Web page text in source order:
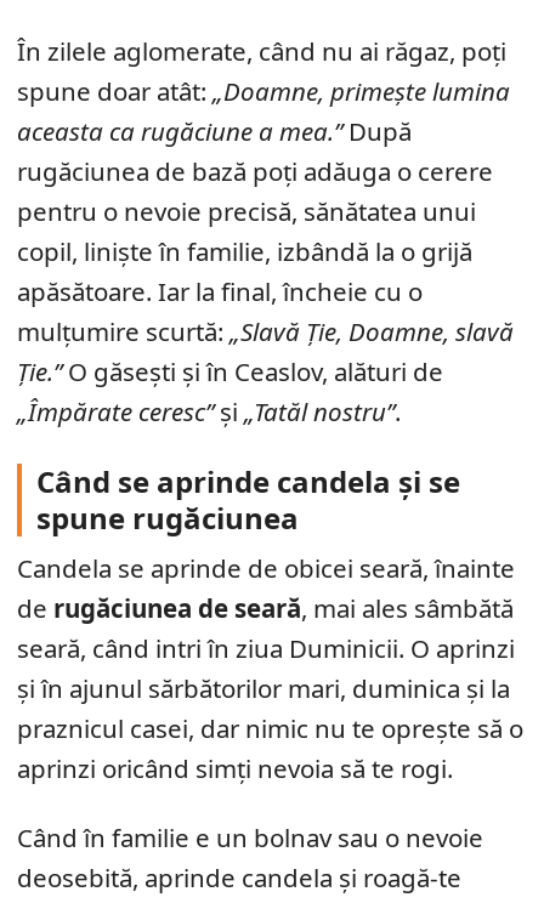
În zilele aglomerate, când nu ai răgaz, poți
spune doar atât: „Doamne, primește lumina
aceasta ca rugăciune a mea.”După
rugăciunea de bază poți adăuga o cerere
pentru o nevoie precisă, sănătatea unui
copil, liniște în familie, izbândă la o grijă
apăsătoare. Iar la final, încheie cu o
mulțumire scurtă: „Slavă Ție, Doamne, slavă
Ție.”O găsești și în Ceaslov, alături de
„Împărate ceresc”și „Tatăl nostru”.
Când se aprinde candela și se
spune rugăciunea
Candela se aprinde de obicei seară, înainte
de rugăciunea de seară, mai ales sâmbătă
seară, când intri în ziua Duminicii. O aprinzi
și în ajunul sărbătorilor mari, duminica și la
praznicul casei, dar nimic nu te oprește să o
aprinzi oricând simți nevoia să te rogi.
Când în familie e un bolnav sau o nevoie
deosebită, aprinde candela și roagă-te